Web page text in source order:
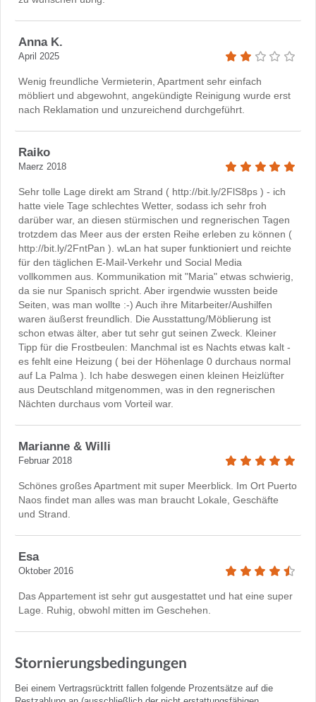
Anna K.
April 2025
Wenig freundliche Vermieterin, Apartment sehr einfach
möbliert und abgewohnt, angekündigte Reinigung wurde erst
nach Reklamation und unzureichend durchgeführt.
Raiko
Maerz 2018
Sehr tolle Lage direkt am Strand ( http://bit.ly/2FlS8ps ) - ich
hatte viele Tage schlechtes Wetter, sodass ich sehr froh
darüber war, an diesen stürmischen und regnerischen Tagen
trotzdem das Meer aus der ersten Reihe erleben zu können (
http://bit.ly/2FntPan ). wLan hat super funktioniert und reichte
für den täglichen E-Mail-Verkehr und Social Media
vollkommen aus. Kommunikation mit "Maria" etwas schwierig,
da sie nur Spanisch spricht. Aber irgendwie wussten beide
Seiten, was man wollte :-) Auch ihre Mitarbeiter/Aushilfen
waren äußerst freundlich. Die Ausstattung/Möblierung ist
schon etwas älter, aber tut sehr gut seinen Zweck. Kleiner
Tipp für die Frostbeulen: Manchmal ist es Nachts etwas kalt -
es fehlt eine Heizung ( bei der Höhenlage 0 durchaus normal
auf La Palma ). Ich habe deswegen einen kleinen Heizlüfter
aus Deutschland mitgenommen, was in den regnerischen
Nächten durchaus vom Vorteil war.
Marianne & Willi
Februar 2018
Schönes großes Apartment mit super Meerblick. Im Ort Puerto
Naos findet man alles was man braucht Lokale, Geschäfte
und Strand.
Esa
Oktober 2016
Das Appartement ist sehr gut ausgestattet und hat eine super
Lage. Ruhig, obwohl mitten im Geschehen.
Stornierungsbedingungen
Bei einem Vertragsrücktritt fallen folgende Prozentsätze auf die